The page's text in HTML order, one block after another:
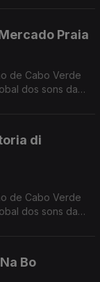
Praia
de Cabo Verde
dos sons da
di
de Cabo Verde
dos sons da
Bo